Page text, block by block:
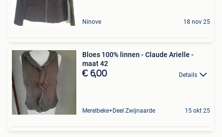
Ninove 18 nov 25
Bloes 100% linnen - Claude Arielle -
maat 42
€ 6,00 Details
Merelbeke+Deel Zwijnaarde 15 okt 25